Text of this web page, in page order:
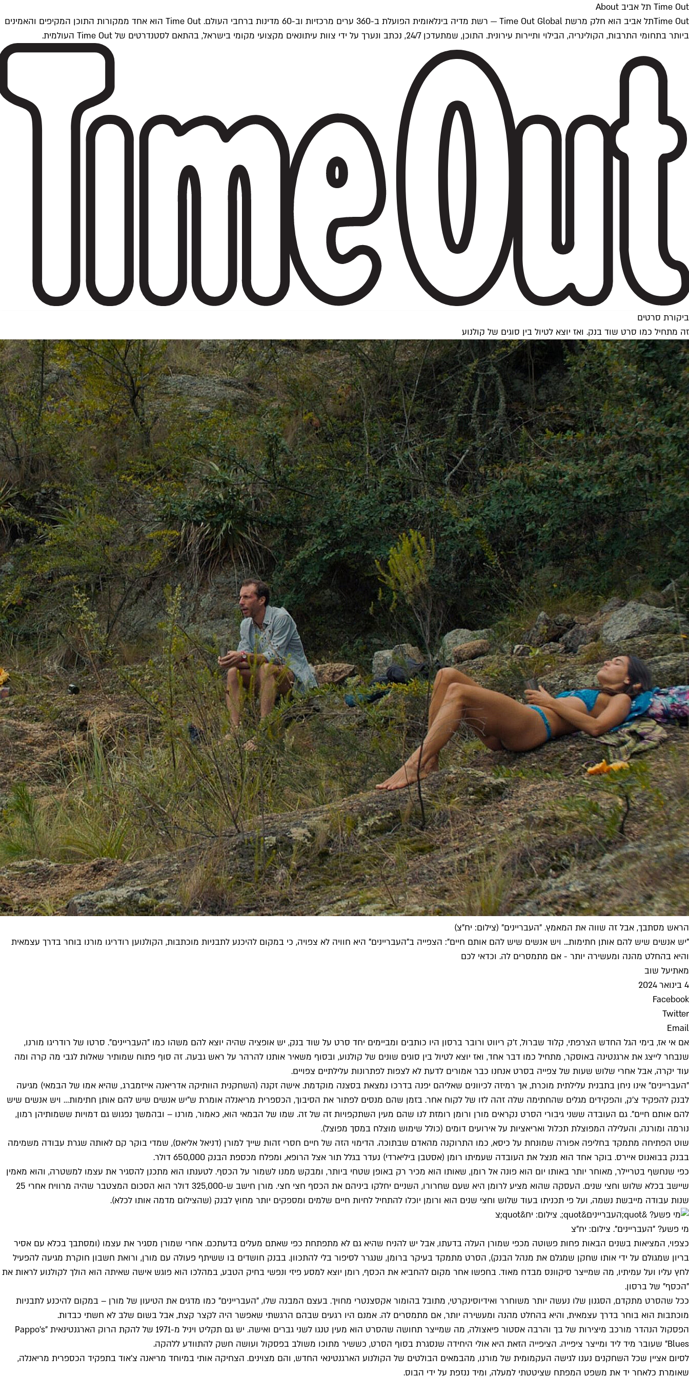
Time Out תל אביב About
Time Outתל אביב הוא חלק מרשת Time Out Global — רשת מדיה בינלאומית הפועלת ב-360 ערים מרכזיות וב-60 מדינות ברחבי העולם. Time Out הוא אחד ממקורות התוכן המקיפים והאמינים
ביותר בתחומי התרבות, הקולינריה, הבילוי ותיירות עירונית. התוכן, שמתעדכן 24/7, נכתב ונערך על ידי צוות עיתונאים מקצועי מקומי בישראל, בהתאם לסטנדרטים של Time Out העולמית.
ביקורת סרטים
זה מתחיל כמו סרט שוד בנק. ואז יוצא לטיול בין סוגים של קולנוע
הראש מסתבך, אבל זה שווה את המאמץ. "העבריינים" (צילום: יח"צ)
"יש אנשים שיש להם אותן חתימות... ויש אנשים שיש להם אותם חיים": הצפייה ב"העבריינים" היא חוויה לא צפויה, כי במקום להיכנע לתבניות מוכתבות, הקולנוען רודריגו מורנו בוחר בדרך עצמאית
והיא בהחלט מהנה ומעשירה יותר - אם מתמסרים לה. וכדאי לכם
מאתיעל שוב
4 בינואר 2024
Facebook
Twitter
Email
אם אי אז, בימי הגל החדש הצרפתי, קלוד שברול, ז'ק ריווט ורובר ברסון היו כותבים ומביימים יחד סרט על שוד בנק, יש אופציה שהיה יוצא להם משהו כמו "העבריינים". סרטו של רודריגו מורנו,
שנבחר לייצג את ארגנטינה באוסקר, מתחיל כמו דבר אחד, ואז יוצא לטיול בין סוגים שונים של קולנוע, ובסוף משאיר אותנו להרהר על ראש גבעה. זה סוף פתוח שמותיר שאלות לגבי מה קרה ומה
עוד יקרה, אבל אחרי שלוש שעות של צפייה בסרט אנחנו כבר אמורים לדעת לא לצפות לפתרונות עלילתיים צפויים.
"העבריינים" אינו ניחן בתבנית עלילתית מוכרת, אך רמיזה לכיוונים שאליהם יפנה בדרכו נמצאת בסצנה מוקדמת. אישה זקנה (השחקנית הוותיקה אדריאנה אייזמברג, שהיא אמו של הבמאי) מגיעה
לבנק להפקיד צ'ק, והפקידים מגלים שהחתימה שלה זהה לזו של לקוח אחר. בזמן שהם מנסים לפתור את הסיבוך, הכספרית מריאנלה אומרת ש"יש אנשים שיש להם אותן חתימות… ויש אנשים שיש
להם אותם חיים". גם העובדה ששני גיבורי הסרט נקראים מורן ורומן רומזת לנו שהם מעין השתקפויות זה של זה. שמו של הבמאי הוא, כאמור, מורנו – ובהמשך נפגוש גם דמויות ששמותיהן רמון,
נורמה ומורנה, והעלילה המפוצלת תכלול ואריאציות על אירועים דומים (כולל שימוש מוצלח במסך מפוצל).
שוט הפתיחה מתמקד בחליפה אפורה שמונחת על כיסא, כמו התרוקנה מהאדם שבתוכה. הדימוי הזה של חיים חסרי זהות שייך למורן (דניאל אליאס), שמדי בוקר קם לאותה שגרת עבודה משמימה
בבנק בבואנוס איירס. בוקר אחד הוא מנצל את העובדה שעמיתו רומן (אסטבן ביליארדי) נעדר בגלל תור אצל הרופא, ומפלח מכספת הבנק 650,000 דולר.
כפי שנחשף בטריילר, מאוחר יותר באותו יום הוא פונה אל רומן, שאותו הוא מכיר רק באופן שטחי ביותר, ומבקש ממנו לשמור על הכסף. לטענתו הוא מתכנן להסגיר את עצמו למשטרה, והוא מאמין
שיישב בכלא שלוש וחצי שנים. העסקה שהוא מציע לרומן היא שעם שחרורו, השניים יחלקו ביניהם את הכסף חצי חצי. מורן חישב ש-325,000 דולר הוא הסכום המצטבר שהיה מרוויח אחרי 25
שנות עבודה מייבשת נשמה, ועל פי תכניתו בעוד שלוש וחצי שנים הוא ורומן יוכלו להתחיל לחיות חיים שלמים ומספקים יותר מחוץ לבנק (שהצילום מדמה אותו לכלא).
מי פשע? "העבריינים". צילום: יח"צ
כצפוי, המציאות בשנים הבאות פחות פשוטה מכפי שמורן העלה בדעתו, אבל יש להניח שהיא גם לא מתפתחת כפי שאתם מעלים בדעתכם. אחרי שמורן מסגיר את עצמו (ומסתבך בכלא עם אסיר
בריון שמגולם על ידי אותו שחקן שמגלם את מנהל הבנק), הסרט מתמקד בעיקר ברומן, שנגרר לסיפור בלי להתכוון. בבנק חושדים בו ששיתף פעולה עם מורן, ורואת חשבון חוקרת מגיעה להפעיל
לחץ עליו ועל עמיתיו, מה שמייצר סיקוונס מבדח מאוד. בחפשו אחר מקום להחביא את הכסף, רומן יוצא למסע פיזי ונפשי בחיק הטבע, במהלכו הוא פוגש אישה שאיתה הוא הולך לקולנוע לראות את
"הכסף" של ברסון.
ככל שהסרט מתקדם, הסגנון שלו נעשה יותר משוחרר ואידיוסינקרטי, מתובל בהומור אקסצנטרי מחויך. בעצם המבנה שלו, "העבריינים" כמו מדגים את הטיעון של מורן – במקום להיכנע לתבניות
מוכתבות הוא בוחר בדרך עצמאית, והיא בהחלט מהנה ומעשירה יותר, אם מתמסרים לה. אמנם היו רגעים שבהם הרגשתי שאפשר היה לקצר קצת, אבל בשום שלב לא חשתי כבדות.
הפסקול הנהדר מורכב מיצירות של בך והרבה אסטור פיאצולה, מה שמייצר תחושה שהסרט הוא מעין טנגו לשני גברים ואישה. יש גם תקליט ויניל מ-1971 של להקת הרוק הארגנטינאית "Pappo's
Blues" שעובר מיד ליד ומייצר ציפייה. הציפייה הזאת היא אולי היחידה שנסגרת בסוף הסרט, כששיר מתוכו משולב בפסקול ועושה חשק להתוודע ללהקה.
לסיום אציין שכל השחקנים נענו לגישה העקמומית של מורנו, מהבמאים הבולטים של הקולנוע הארגנטינאי החדש, והם מצוינים. הצחיקה אותי במיוחד מריאנה צ'אוד בתפקיד הכספרית מריאנלה,
שאומרת כלאחר יד את משפט המפתח שציטטתי למעלה, ומיד ננזפת על ידי הבוס.